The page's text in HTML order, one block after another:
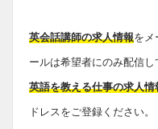
英会話講師の求人情報をメ
ールは希望者にのみ配信し
英語を教える仕事の求人情
ドレスをご登録ください。